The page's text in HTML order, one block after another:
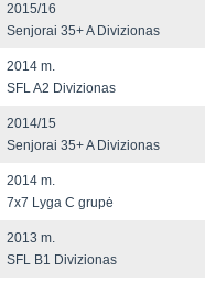
2015/16
Senjorai 35+ A Divizionas
2014 m.
SFL A2 Divizionas
2014/15
Senjorai 35+ A Divizionas
2014 m.
7x7 Lyga C grupė
2013 m.
SFL B1 Divizionas